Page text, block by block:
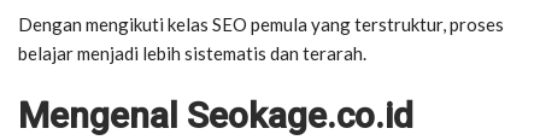
Dengan mengikuti kelas SEO pemula yang terstruktur, proses
belajar menjadi lebih sistematis dan terarah.
Mengenal Seokage.co.id